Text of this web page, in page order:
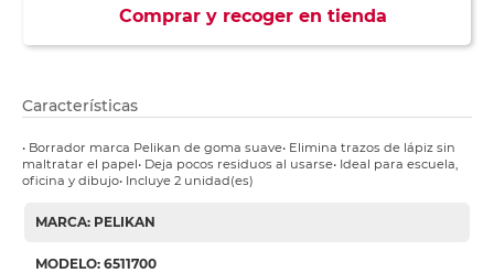
Comprar y recoger en tienda
Características
• Borrador marca Pelikan de goma suave• Elimina trazos de lápiz sin
maltratar el papel• Deja pocos residuos al usarse• Ideal para escuela,
oficina y dibujo• Incluye 2 unidad(es)
MARCA: PELIKAN
MODELO: 6511700